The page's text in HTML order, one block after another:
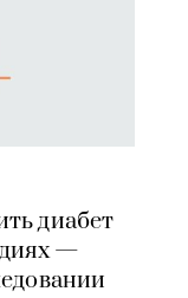
диабет
—